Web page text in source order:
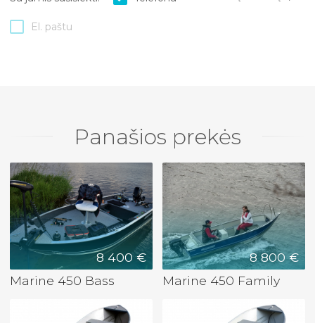
El. paštu
Panašios prekės
8 400 €
Marine 450 Bass
8 800 €
Marine 450 Family